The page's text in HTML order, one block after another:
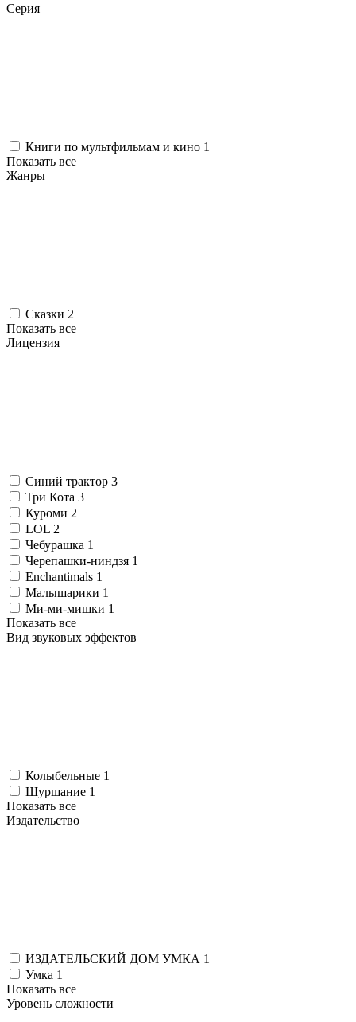
Серия
Книги по мультфильмам и кино 1
Показать все
Жанры
Сказки 2
Показать все
Лицензия
Синий трактор 3
Три Кота 3
Куроми 2
LOL 2
Чебурашка 1
Черепашки-ниндзя 1
Enchantimals 1
Малышарики 1
Ми-ми-мишки 1
Показать все
Вид звуковых эффектов
Колыбельные 1
Шуршание 1
Показать все
Издательство
ИЗДАТЕЛЬСКИЙ ДОМ УМКА 1
Умка 1
Показать все
Уровень сложности